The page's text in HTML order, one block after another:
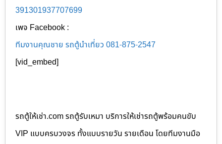
391301937707699
เพจ Facebook :
ทีมงานคุณชาย รถตู้นำเที่ยว 081-875-2547
[vid_embed]
รถตู้ให้เช่า.com รถตู้รับเหมา บริการให้เช่ารถตู้พร้อมคนขับ
VIP แบบครบวงจร ทั้งแบบรายวัน รายเดือน โดยทีมงานมือ